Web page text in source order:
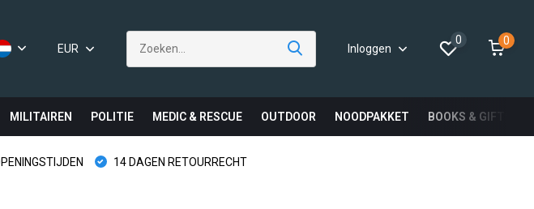
EUR Inloggen
0 0
MILITAIREN POLITIE MEDIC & RESCUE OUTDOOR NOODPAKKET BOOKS & GIFTS
14 DAGEN RETOURRECHT